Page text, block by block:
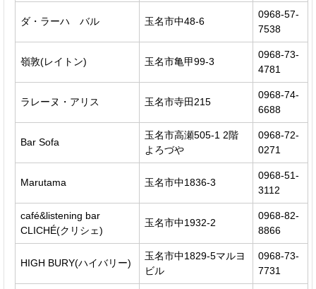
ダ・ラーハ バル 玉名市中48-6
0968-57-
7538
嶺敦(レイトン) 玉名市亀甲99-3
0968-73-
4781
ラレーヌ・アリス 玉名市寺田215
0968-74-
6688
Bar Sofa
玉名市高瀬505-1 2階
よろづや
0968-72-
0271
Marutama 玉名市中1836-3
0968-51-
3112
café&listening bar
CLICHÉ(クリシェ)
玉名市中1932-2
0968-82-
8866
HIGH BURY(ハイバリー)
玉名市中1829-5マルヨ
ビル
0968-73-
7731